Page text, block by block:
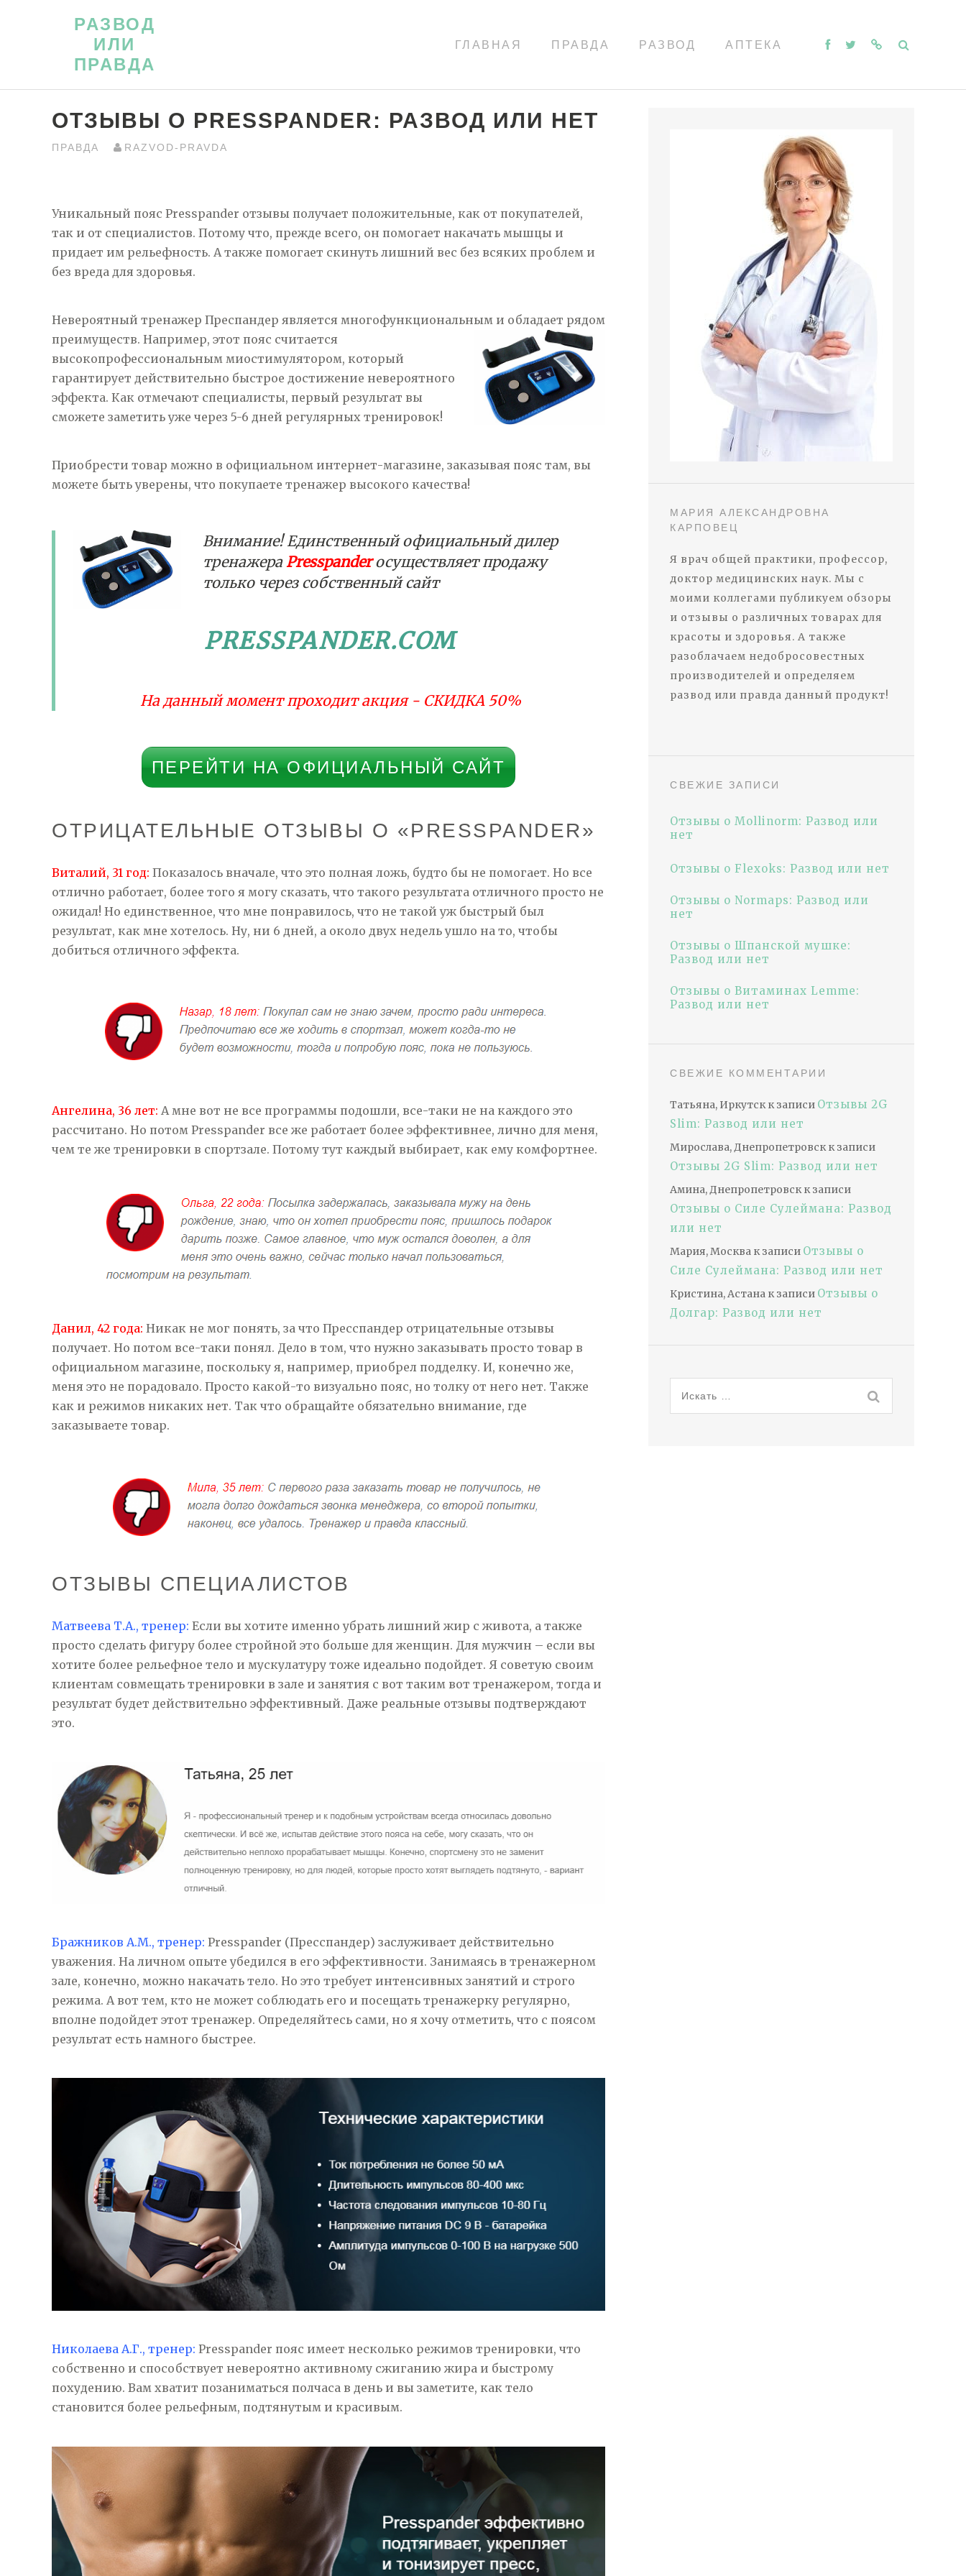
РАЗВОД
ИЛИ
ПРАВДА
ГЛАВНАЯ ПРАВДА РАЗВОД АПТЕКА
ОТЗЫВЫ О PRESSPANDER: РАЗВОД ИЛИ НЕТ
ПРАВДА RAZVOD-PRAVDA
Уникальный пояс Presspander отзывы получает положительные, как от покупателей,
так и от специалистов. Потому что, прежде всего, он помогает накачать мышцы и
придает им рельефность. А также помогает скинуть лишний вес без всяких проблем и
без вреда для здоровья.
Невероятный тренажер Преспандер является многофункциональным и обладает рядом
преимуществ. Например, этот пояс считается
высокопрофессиональным миостимулятором, который
гарантирует действительно быстрое достижение невероятного
эффекта. Как отмечают специалисты, первый результат вы
сможете заметить уже через 5-6 дней регулярных тренировок!
Приобрести товар можно в официальном интернет-магазине, заказывая пояс там, вы
можете быть уверены, что покупаете тренажер высокого качества!
Внимание! Единственный официальный дилер
тренажераPresspanderосуществляет продажу
только через собственный сайт
PRESSPANDER.COM
На данный момент проходит акция - СКИДКА 50%
ПЕРЕЙТИ НА ОФИЦИАЛЬНЫЙ САЙТ
ОТРИЦАТЕЛЬНЫЕ ОТЗЫВЫ О «PRESSPANDER»
Виталий, 31 год: Показалось вначале, что это полная ложь, будто бы не помогает. Но все
отлично работает, более того я могу сказать, что такого результата отличного просто не
ожидал! Но единственное, что мне понравилось, что не такой уж быстрый был
результат, как мне хотелось. Ну, ни 6 дней, а около двух недель ушло на то, чтобы
добиться отличного эффекта.
Ангелина, 36 лет: А мне вот не все программы подошли, все-таки не на каждого это
рассчитано. Но потом Presspander все же работает более эффективнее, лично для меня,
чем те же тренировки в спортзале. Потому тут каждый выбирает, как ему комфортнее.
Данил, 42 года: Никак не мог понять, за что Пресспандер отрицательные отзывы
получает. Но потом все-таки понял. Дело в том, что нужно заказывать просто товар в
официальном магазине, поскольку я, например, приобрел подделку. И, конечно же,
меня это не порадовало. Просто какой-то визуально пояс, но толку от него нет. Также
как и режимов никаких нет. Так что обращайте обязательно внимание, где
заказываете товар.
ОТЗЫВЫ СПЕЦИАЛИСТОВ
Матвеева Т.А., тренер: Если вы хотите именно убрать лишний жир с живота, а также
просто сделать фигуру более стройной это больше для женщин. Для мужчин – если вы
хотите более рельефное тело и мускулатуру тоже идеально подойдет. Я советую своим
клиентам совмещать тренировки в зале и занятия с вот таким вот тренажером, тогда и
результат будет действительно эффективный. Даже реальные отзывы подтверждают
это.
Бражников А.М., тренер: Presspander (Пресспандер) заслуживает действительно
уважения. На личном опыте убедился в его эффективности. Занимаясь в тренажерном
зале, конечно, можно накачать тело. Но это требует интенсивных занятий и строго
режима. А вот тем, кто не может соблюдать его и посещать тренажерку регулярно,
вполне подойдет этот тренажер. Определяйтесь сами, но я хочу отметить, что с поясом
результат есть намного быстрее.
Николаева А.Г., тренер: Presspander пояс имеет несколько режимов тренировки, что
собственно и способствует невероятно активному сжиганию жира и быстрому
похудению. Вам хватит позаниматься полчаса в день и вы заметите, как тело
становится более рельефным, подтянутым и красивым.
МАРИЯ АЛЕКСАНДРОВНА
КАРПОВЕЦ
Я врач общей практики, профессор,
доктор медицинских наук. Мы с
моими коллегами публикуем обзоры
и отзывы о различных товарах для
красоты и здоровья. А также
разоблачаем недобросовестных
производителей и определяем
развод или правда данный продукт!
СВЕЖИЕ ЗАПИСИ
Отзывы о Mollinorm: Развод или
нет
Отзывы о Flexoks: Развод или нет
Отзывы о Normaps: Развод или
нет
Отзывы о Шпанской мушке:
Развод или нет
Отзывы о Витаминах Lemme:
Развод или нет
СВЕЖИЕ КОММЕНТАРИИ
Татьяна, Иркутскк записи Отзывы 2G
Slim: Развод или нет
Мирослава, Днепропетровскк записи
Отзывы 2G Slim: Развод или нет
Амина, Днепропетровскк записи
Отзывы о Силе Сулеймана: Развод
или нет
Мария, Москва к записи Отзывы о
Силе Сулеймана: Развод или нет
Кристина, Астана к записи Отзывы о
Долгар: Развод или нет